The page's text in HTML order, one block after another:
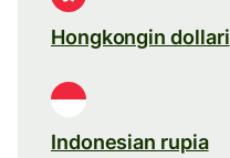
Hongkongin dollari
Indonesian rupia